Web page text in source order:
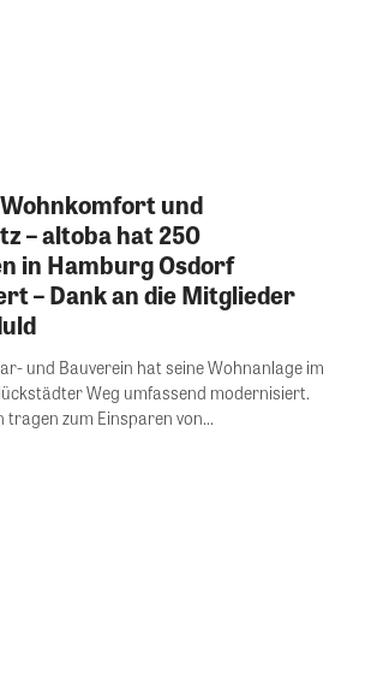
und
– altoba hat 250
in Hamburg Osdorf
– Dank an die Mitglieder
und Bauverein hat seine Wohnanlage im
Weg umfassend modernisiert.
tragen zum Einsparen von...